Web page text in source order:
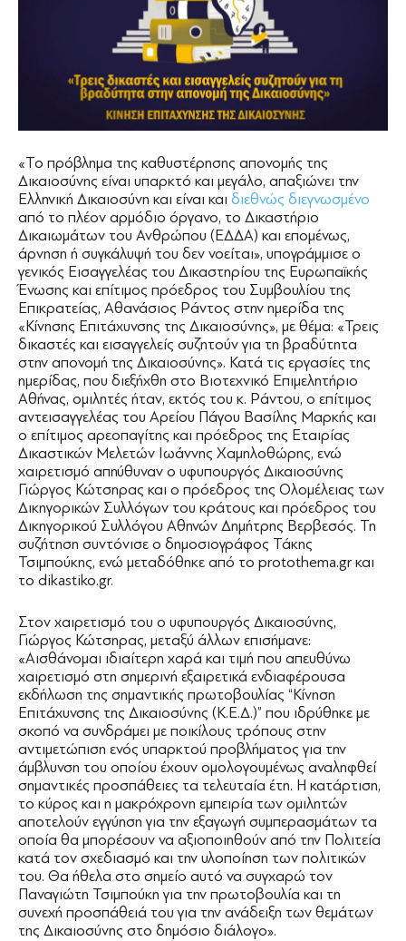
«Το πρόβλημα της καθυστέρησης απονομής της
Δικαιοσύνης είναι υπαρκτό και μεγάλο, απαξιώνει την
Ελληνική Δικαιοσύνη και είναι και διεθνώς διεγνωσμένο
από το πλέον αρμόδιο όργανο, το Δικαστήριο
Δικαιωμάτων του Ανθρώπου (ΕΔΔΑ) και επομένως,
άρνηση ή συγκάλυψή του δεν νοείται», υπογράμμισε ο
γενικός Εισαγγελέας του Δικαστηρίου της Ευρωπαϊκής
Ένωσης και επίτιμος πρόεδρος του Συμβουλίου της
Επικρατείας, Αθανάσιος Ράντος στην ημερίδα της
«Κίνησης Επιτάχυνσης της Δικαιοσύνης», με θέμα: «Τρεις
δικαστές και εισαγγελείς συζητούν για τη βραδύτητα
στην απονομή της Δικαιοσύνης». Κατά τις εργασίες της
ημερίδας, που διεξήχθη στο Βιοτεχνικό Επιμελητήριο
Αθήνας, ομιλητές ήταν, εκτός του κ. Ράντου, ο επίτιμος
αντεισαγγελέας του Αρείου Πάγου Βασίλης Μαρκής και
ο επίτιμος αρεοπαγίτης και πρόεδρος της Εταιρίας
Δικαστικών Μελετών Ιωάννης Χαμηλοθώρης, ενώ
χαιρετισμό απηύθυναν ο υφυπουργός Δικαιοσύνης
Γιώργος Κώτσηρας και ο πρόεδρος της Ολομέλειας των
Δικηγορικών Συλλόγων του κράτους και πρόεδρος του
Δικηγορικού Συλλόγου Αθηνών Δημήτρης Βερβεσός. Τη
συζήτηση συντόνισε ο δημοσιογράφος Τάκης
Τσιμπούκης, ενώ μεταδόθηκε από το protothema.gr και
το dikastiko.gr.
Στον χαιρετισμό του ο υφυπουργός Δικαιοσύνης,
Γιώργος Κώτσηρας, μεταξύ άλλων επισήμανε:
«Αισθάνομαι ιδιαίτερη χαρά και τιμή που απευθύνω
χαιρετισμό στη σημερινή εξαιρετικά ενδιαφέρουσα
εκδήλωση της σημαντικής πρωτοβουλίας “Κίνηση
Επιτάχυνσης της Δικαιοσύνης (Κ.Ε.Δ.)” που ιδρύθηκε με
σκοπό να συνδράμει με ποικίλους τρόπους στην
αντιμετώπιση ενός υπαρκτού προβλήματος για την
άμβλυνση του οποίου έχουν ομολογουμένως αναληφθεί
σημαντικές προσπάθειες τα τελευταία έτη. Η κατάρτιση,
το κύρος και η μακρόχρονη εμπειρία των ομιλητών
αποτελούν εγγύηση για την εξαγωγή συμπερασμάτων τα
οποία θα μπορέσουν να αξιοποιηθούν από την Πολιτεία
κατά τον σχεδιασμό και την υλοποίηση των πολιτικών
του. Θα ήθελα στο σημείο αυτό να συγχαρώ τον
Παναγιώτη Τσιμπούκη για την πρωτοβουλία και τη
συνεχή προσπάθειά του για την ανάδειξη των θεμάτων
της Δικαιοσύνης στο δημόσιο διάλογο».